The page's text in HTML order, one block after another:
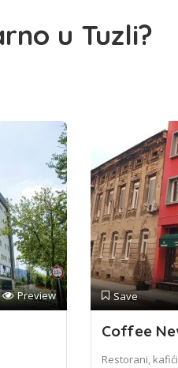
u Tuzli?
Preview Save
Coffee
Restorani,